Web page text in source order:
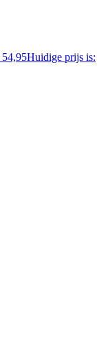
54,95Huidige prijs is: